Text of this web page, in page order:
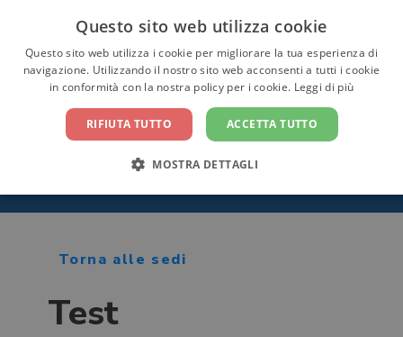
CONTATTACI
Torna alle sedi
Test
Questo sito web utilizza cookie
Questo sito web utilizza i cookie per migliorare la tua esperienza di
navigazione. Utilizzando il nostro sito web acconsenti a tutti i cookie
in conformità con la nostra policy per i cookie. Leggi di più
ACCETTA TUTTO
RIFIUTA TUTTO
MOSTRA DETTAGLI